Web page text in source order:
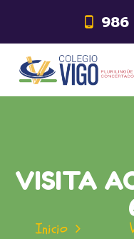
VISITA
Inicio